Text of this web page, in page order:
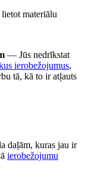
materiālu
— Jūs nedrīkstat
ierobežojumus,
tā, kā to ir atļauts
daļām, kuras jau ir
ierobežojumu